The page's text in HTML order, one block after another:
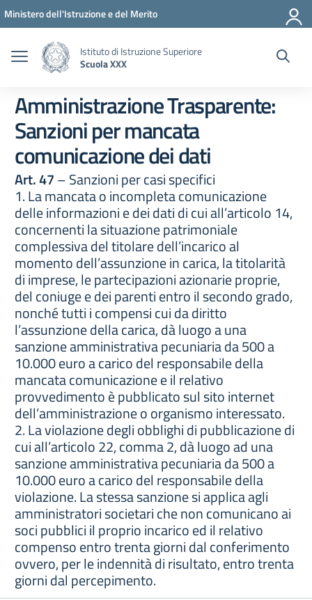
Vai ai contenuti
Vai al menu di navigazione
Vai al footer
Ministero dell'Istruzione e del Merito
Istituto di Istruzione Superiore
Scuola XXX
Amministrazione Trasparente:
Sanzioni per mancata
comunicazione dei dati
Art. 47– Sanzioni per casi specifici
1. La mancata o incompleta comunicazione
delle informazioni e dei dati di cui all’articolo 14,
concernenti la situazione patrimoniale
complessiva del titolare dell’incarico al
momento dell’assunzione in carica, la titolarità
di imprese, le partecipazioni azionarie proprie,
del coniuge e dei parenti entro il secondo grado,
nonché tutti i compensi cui da diritto
l’assunzione della carica, dà luogo a una
sanzione amministrativa pecuniaria da 500 a
10.000 euro a carico del responsabile della
mancata comunicazione e il relativo
provvedimento è pubblicato sul sito internet
dell’amministrazione o organismo interessato.
2. La violazione degli obblighi di pubblicazione di
cui all’articolo 22, comma 2, dà luogo ad una
sanzione amministrativa pecuniaria da 500 a
10.000 euro a carico del responsabile della
violazione. La stessa sanzione si applica agli
amministratori societari che non comunicano ai
soci pubblici il proprio incarico ed il relativo
compenso entro trenta giorni dal conferimento
ovvero, per le indennità di risultato, entro trenta
giorni dal percepimento.